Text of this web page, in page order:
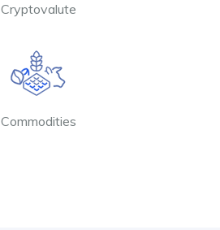
Cryptovalute
Commodities